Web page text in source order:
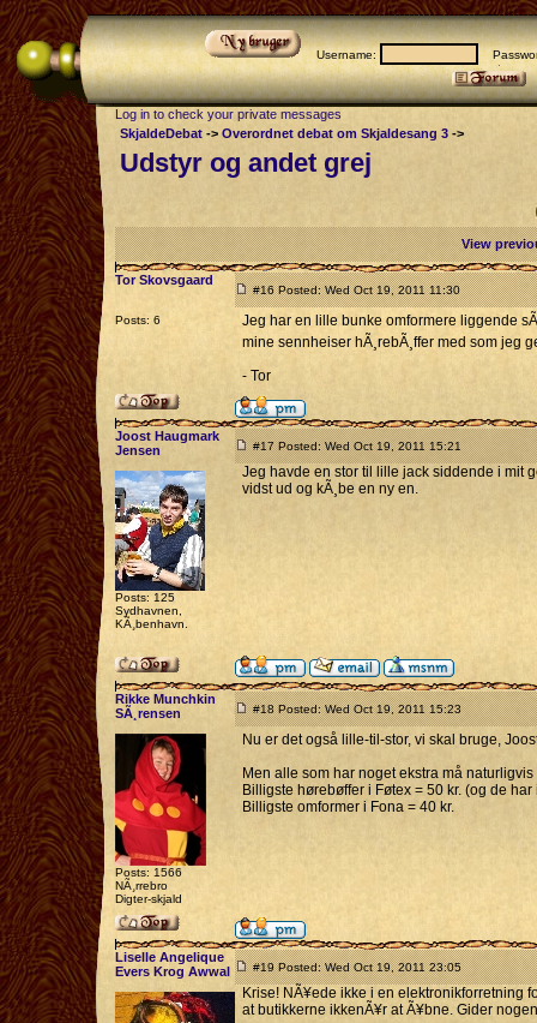
Username:
Log in to check your private messages
SkjaldeDebat -> Overordnet debat om Skjaldesang 3 ->
Udstyr og andet grej
View
Tor Skovsgaard
Posts: 6
#16 Posted: Wed Oct 19, 2011 11:30
Jeg har en lille bunke omformere liggende
mine sennheiser hÃ¸rebÃ¸ffer med som jeg
- Tor
Joost Haugmark
Jensen
Posts: 125
Sydhavnen,
KÃ¸benhavn.
#17 Posted: Wed Oct 19, 2011 15:21
Jeg havde en stor til lille jack siddende i mit
vidst ud og kÃ¸be en ny en.
Rikke Munchkin
SÃ¸rensen
Posts: 1566
NÃ¸rrebro
Digter-skjald
#18 Posted: Wed Oct 19, 2011 15:23
Nu er det også lille-til-stor, vi skal bruge,
Men alle som har noget ekstra må
Billigste hørebøffer i Føtex = 50 kr. (og de
Billigste omformer i Fona = 40 kr.
Liselle Angelique
Evers Krog Awwal
#19 Posted: Wed Oct 19, 2011 23:05
Krise! NÃ¥ede ikke i en elektronikforretning
at butikkerne ikkenÃ¥r at Ã¥bne. Gider